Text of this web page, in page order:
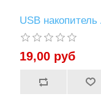
USB
19,00 руб